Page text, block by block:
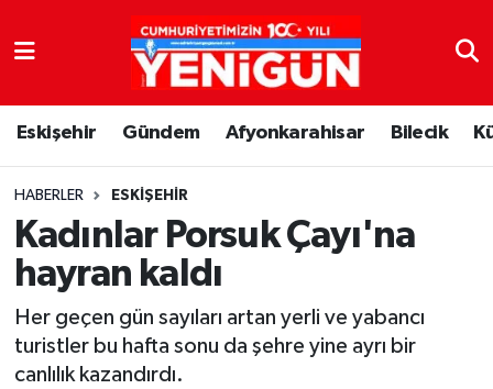
Eskişehir Gündem Afyonkarahisar Bilecik
HABERLER ESKIŞEHIR
Kadınlar Porsuk Çayı'na
hayran kaldı
Her geçen gün sayıları artan yerli ve yabancı
turistler bu hafta sonu da şehre yine ayrı bir
canlılık kazandırdı.
Nöbetçi Eczaneler
Hava Durumu
Trafik Durumu
Süper Lig Puan Durumu ve Fikstür
Tüm Manşetler
Son Dakika Haberleri